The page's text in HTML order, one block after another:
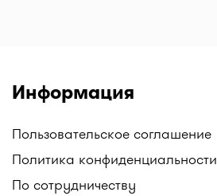
Информация
Пользовательское соглашение
Политика конфиденциальности
По сотрудничеству